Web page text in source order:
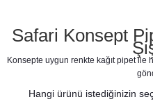
Safari Konsept
Konsepte uygun renkte kağıt pipet ile
Hangi ürünü istediğinizin